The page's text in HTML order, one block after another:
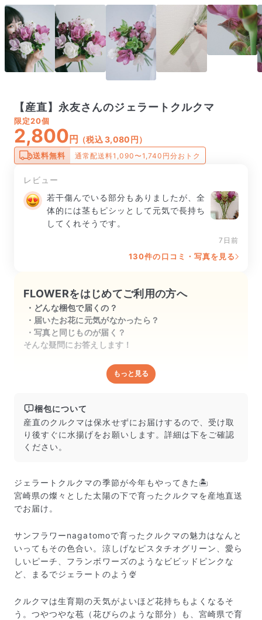
【産直】永友さんのジェラートクルクマ
限定20個
2,800 円 （税込 3,080円）
送料無料 通常配送料1,090〜1,740円分おトク
レビュー
若干傷んでいる部分もありましたが、全
体的には茎もピシッとして元気で長持ち
してくれそうです。
7日前
130件の口コミ・写真を見る
FLOWERをはじめてご利用の方へ
どんな梱包で届くの？
届いたお花に元気がなかったら？
写真と同じものが届く？
そんな疑問にお答えします！
どんな梱包で届くの？
し、専用ボックスに丁寧に梱包してお届けしています。
きゅっとまとめられて一見窮屈そうに見えますが、輸送
中の衝撃による折れや擦れを軽減する効果があります。
もっと見る
梱包について
産直のクルクマは保水せずにお届けするので、受け取
り後すぐに水揚げをお願いします。詳細は下をご確認
ください。
ジェラートクルクマの季節が今年もやってきた🏝️
宮崎県の燦々とした太陽の下で育ったクルクマを産地直送
でお届け。
サンフラワーnagatomoで育ったクルクマの魅力はなんと
いってもその色合い。涼しげなピスタチオグリーン、愛ら
しいピーチ、フランボワーズのようなビビッドピンクな
ど、まるでジェラートのよう🍨
クルクマは生育期の天気がよいほど花持ちもよくなるそ
う。つやつやな苞（花びらのような部分）も、宮崎県で育